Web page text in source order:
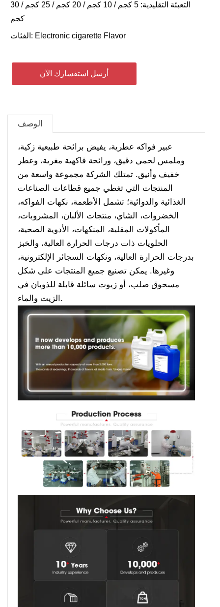
التعبئة التقليدية: 5 كجم / 10 كجم / 20 كجم / 25 كجم / 30
كجم
الفئات: Electronic cigarette Flavor
أرسل استفسارك الآن
الوصف
عبير فواكه عطرية، يفيض برائحة طبيعية زكية،
وملمس لحمي دقيق، ورائحة فاكهية مغرية، وعطر
خفيف وأنيق. تمتلك الشركة مجموعة واسعة من
المنتجات التي تغطي جميع قطاعات الصناعات
الغذائية والدوائية؛ تشمل الأطعمة، نكهات الفواكه،
الخضروات، الشاي، منتجات الألبان، المشروبات،
المأكولات المقلية، المنكهات، الأدوية الصحية،
الحلويات ذات درجات الحرارة العالية، والخبز
بدرجات الحرارة العالية، ونكهات السجائر الإلكترونية،
وغيرها. يمكن تصنيع جميع المنتجات على شكل
مسحوق صلب، أو زيوت سائلة قابلة للذوبان في
الزيت والماء.